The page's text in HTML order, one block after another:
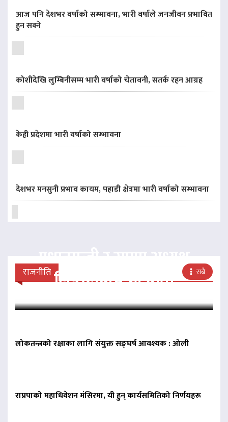
आज पनि देशभर वर्षाको सम्भावना, भारी वर्षाले जनजीवन प्रभावित
हुन सक्ने
कोशीदेखि लुम्बिनीसम्म भारी वर्षाको चेतावनी, सतर्क रहन आग्रह
केही प्रदेशमा भारी वर्षाको सम्भावना
देशभर मनसुनी प्रभाव कायम, पहाडी क्षेत्रमा भारी वर्षाको सम्भावना
राजनीति सबै
प्रधानमन्त्री र राप्रपा अध्यक्ष
लिङदेनबीच भेटवार्ता
लोकतन्त्रको रक्षाका लागि संयुक्त सङ्घर्ष आवश्यक : ओली
राप्रपाको महाधिवेशन मंसिरमा, यी हुन् कार्यसमितिको निर्णयहरू